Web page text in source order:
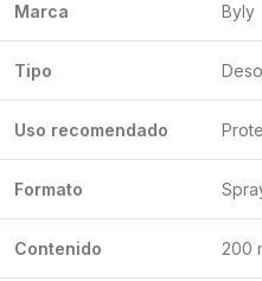
Marca Byly
Tipo
Uso recomendado
Formato
Contenido 200